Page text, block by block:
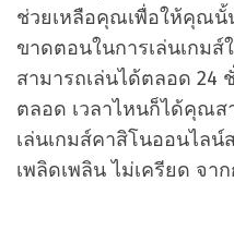
ช่วยเหลือคุณเพื่อให้คุณนั้
ขาดตอนในการเล่นเกม
สามารถเล่นได้ตลอด 24
ตลอด เวลาไหนก็ได้คุณส
เล่นเกมส์คาสิโนออนไล
เพลิดเพลิน ไม่เครียด จา